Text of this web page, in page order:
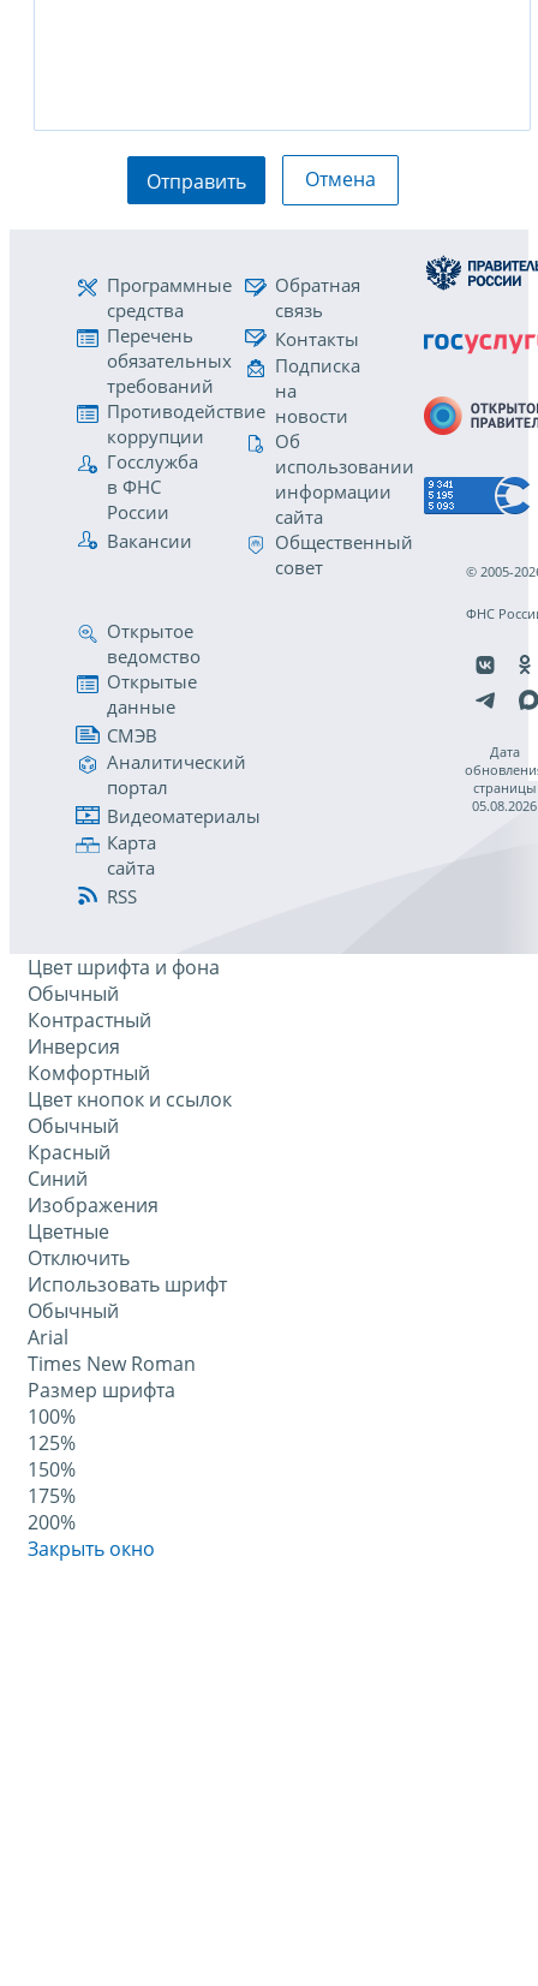
Отправить Отмена
Программные
средства
Перечень
обязательных
требований
Противодействие
коррупции
Госслужба
в ФНС
России
Вакансии
Обратная
связь
Контакты
Подписка
на
новости
Об
использовании
информации
сайта
Общественный
совет
Открытое
ведомство
Открытые
данные
СМЭВ
Аналитический
портал
Видеоматериалы
Карта
сайта
RSS
© 2005-
ФНС
Дата
страницы
05.08.2026
Цвет шрифта и фона
Обычный
Контрастный
Инверсия
Комфортный
Цвет кнопок и ссылок
Обычный
Красный
Синий
Изображения
Цветные
Отключить
Использовать шрифт
Обычный
Arial
Times New Roman
Размер шрифта
100%
125%
150%
175%
200%
Закрыть окно